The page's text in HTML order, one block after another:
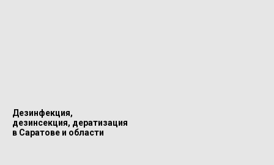
Дезинфекция,
дезинсекция, дератизация
в Саратове и области